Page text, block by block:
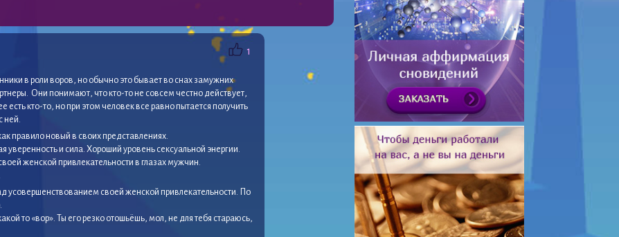
1
в роли воров, но обычно это бывает во снах замужних
Они понимают, что кто-то не совсем честно действует,
есть кто-то, но при этом человек все равно пытается получить
ней.
правило новый в своих представлениях.
уверенность и сила. Хороший уровень сексуальной энергии.
женской привлекательности в глазах мужчин.
усовершенствованием своей женской привлекательности. По
то «вор». Ты его резко отошьёшь, мол, не для тебя стараюсь,